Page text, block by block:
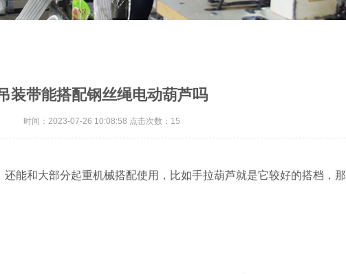
装带能搭配钢丝绳电动葫芦吗
时间：2023-07-26 10:08:58 点击次数：15
能和大部分起重机械搭配使用，比如手拉葫芦就是它较好的搭档，那